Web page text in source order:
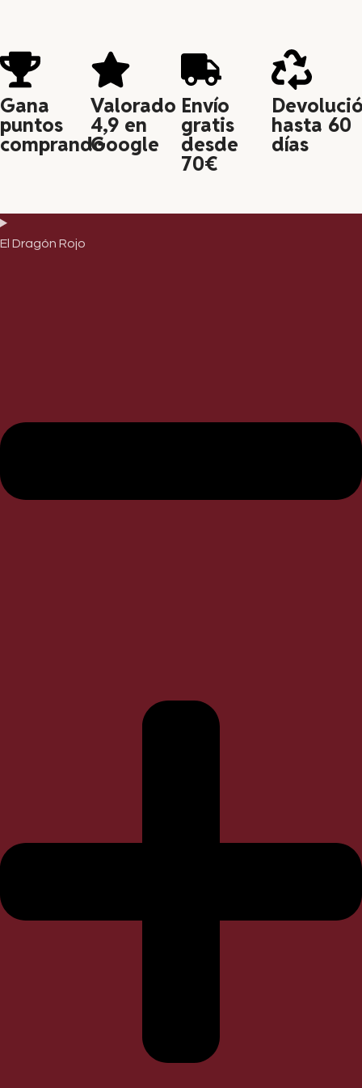
Gana
puntos
comprando
Valorado
4,9 en
Google
Envío
gratis
desde
70€
hasta 60
días
El Dragón Rojo